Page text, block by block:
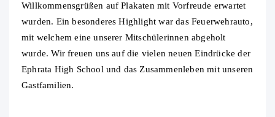
Willkommensgrüßen auf Plakaten mit Vorfreude erwartet
wurden. Ein besonderes Highlight war das Feuerwehrauto,
mit welchem eine unserer Mitschülerinnen abgeholt
wurde. Wir freuen uns auf die vielen neuen Eindrücke der
Ephrata High School und das Zusammenleben mit unseren
Gastfamilien.